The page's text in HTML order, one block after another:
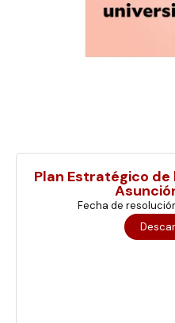
Plan Estratégico
Fecha de